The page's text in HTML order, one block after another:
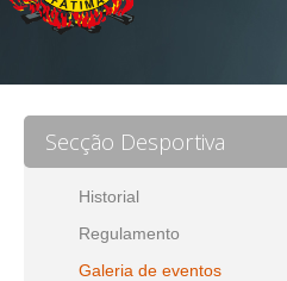
Secção Desportiva
Historial
Regulamento
Galeria de eventos